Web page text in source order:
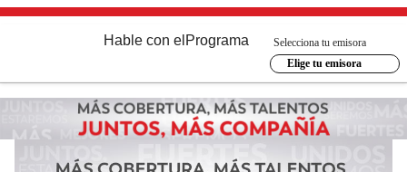
Hable con el Programa
Selecciona tu emisora
Elige tu emisora